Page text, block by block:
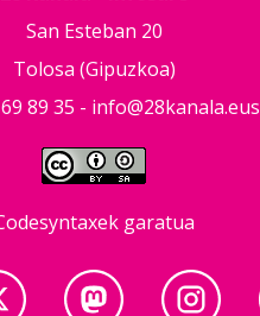
San Esteban 20
Tolosa (Gipuzkoa)
89 35 - info@28kanala.eus
garatua